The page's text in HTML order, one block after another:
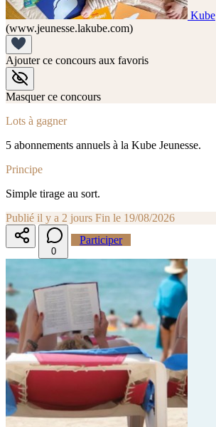
Kube
(www.jeunesse.lakube.com)
Ajouter ce concours aux favoris
Masquer ce concours
Lots à gagner
5 abonnements annuels à la Kube Jeunesse.
Principe
Simple tirage au sort.
Publié il y a 2 jours Fin le 19/08/2026
0
Participer